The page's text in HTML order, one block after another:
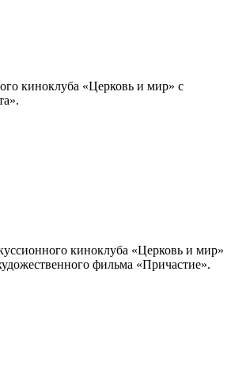
киноклуба «Церковь и мир» с
киноклуба «Церковь и мир»
фильма «Причастие».